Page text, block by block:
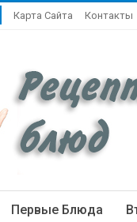
Карта Сайта Контакты
Первые Блюда